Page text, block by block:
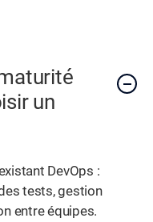
un
DevOps :
tests, gestion
entre équipes.